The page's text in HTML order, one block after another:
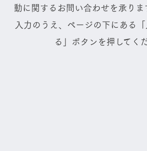
動に関するお問い合わせを承りま
入力のうえ、ページの下にある
る」ボタンを押してく